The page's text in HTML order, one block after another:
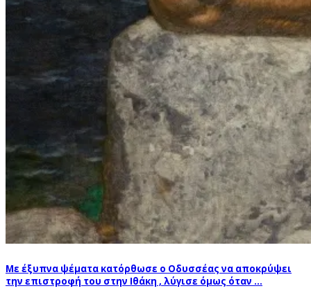
Με έξυπνα ψέματα κατόρθωσε ο Οδυσσέας να αποκρύψει
την επιστροφή του στην Ιθάκη , λύγισε όμως όταν …